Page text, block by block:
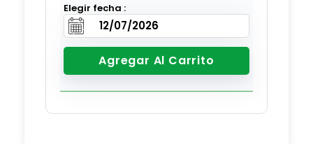
Elegir fecha :
Agregar Al Carrito